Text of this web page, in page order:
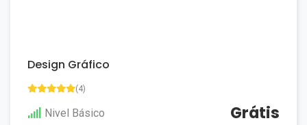
Design Gráfico
(4)
Nivel Básico Grátis